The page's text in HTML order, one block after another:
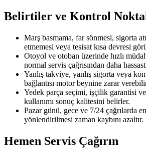
Belirtiler ve Kontrol
Marş basmama, far sönmesi, sigorta
etmemesi veya tesisat kısa devresi
Otoyol ve otoban üzerinde hızlı
normal servis çağrısından daha
Yanlış takviye, yanlış sigorta veya
bağlantısı motor beynine zarar
Yedek parça seçimi, işçilik garantisi ve
kullanımı sonuç kalitesini belirler.
Pazar günü, gece ve 7/24 çağrılarda
yönlendirilmesi zaman kaybını azaltır.
Hemen Servis Çağırın